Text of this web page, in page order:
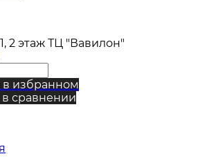
2 этаж ТЦ "Вавилон"
в избранном
в сравнении